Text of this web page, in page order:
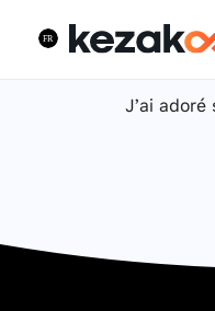
J’ai